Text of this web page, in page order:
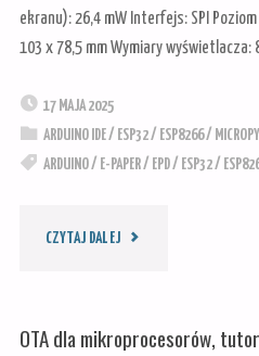
ekranu): 26,4 mW Interfejs: SPI
103 x 78,5 mm Wymiary wyświetlacza:
17 MAJA 2025
ARDUINO IDE/ ESP32/ ESP8266/
ARDUINO/ E-PAPER/ EPD/ ESP32/
CZYTAJ DALEJ"ELEKTRONICZNA
PAPIERU.
OTA dla mikroprocesorów,